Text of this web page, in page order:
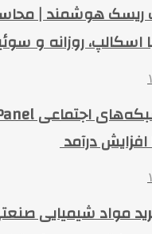
ریسک هوشمند |
اسکالپ، روزانه و
درآمد
مواد شیمیایی